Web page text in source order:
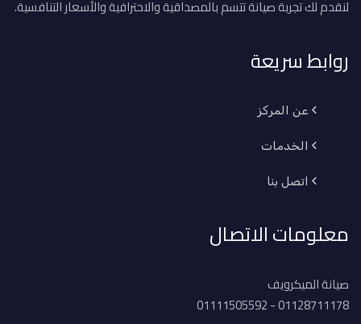
لنقدم لك تجربة صيانة تتسم بالمصداقية والاحترافية والأسعار التنافسية.
روابط سريعة
عن المركز
الخدمات
اتصل بنا
معلومات الاتصال
صيانة الميكرويف
01128711178 - 01111505592